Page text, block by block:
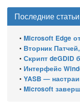
Последние
• Microsoft Edge откажется от
• Вторник Патчей, 11 августа 2026 года:
• Скрипт deGDID блокирует
• Интерфейс Windows 11
• YASB — настраиваемая строка
• Microsoft завершит поддержку Windows 10